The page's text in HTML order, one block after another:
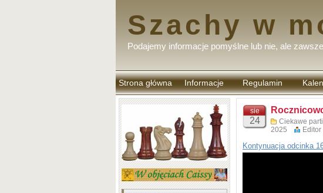
Szachy w
Podajemy informacje pomyślne lub nie, ale
Strona główna Informacje Regulamin
komentarzy
sie
24 Ciekawe
2025
Editor
Kontynuacja odcinka